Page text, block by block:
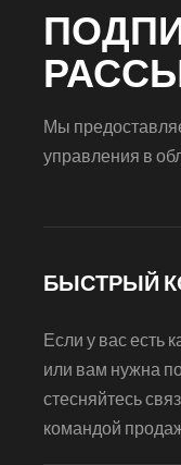
Мы
управления в
БЫСТРЫЙ
Если у вас есть
или вам нужна
стесняйтесь
командой